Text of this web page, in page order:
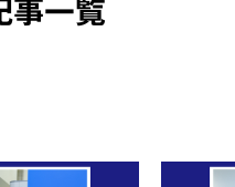
事一覧